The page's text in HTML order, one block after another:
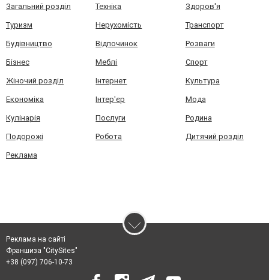
Загальний розділ Техніка Здоров'я
Туризм Нерухомість Транспорт
Будівництво Відпочинок Розваги
Бізнес Меблі Спорт
Жіночий розділ Інтернет Культура
Економіка Інтер'єр Мода
Кулінарія Послуги Родина
Подорожі Робота Дитячий розділ
Реклама
Реклама на сайті
Франшиза "CitySites"
+38 (097) 706-10-73